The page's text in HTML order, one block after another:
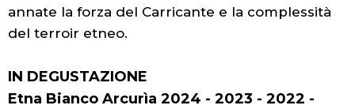
annate la forza del Carricante e la complessità
del terroir etneo.
IN DEGUSTAZIONE
Etna Bianco Arcurìa 2024 - 2023 - 2022 -